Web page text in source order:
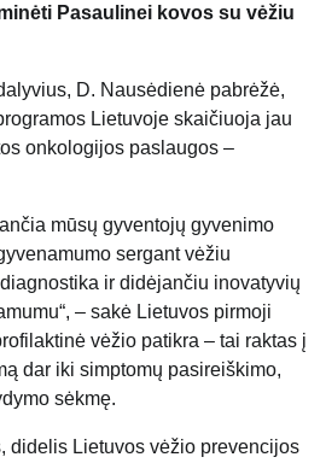
Pasaulinei kovos su vėžiu
D. Nausėdienė pabrėžė,
Lietuvoje skaičiuoja jau
onkologijos paslaugos –
mūsų gyventojų gyvenimo
sergant vėžiu
ir didėjančiu inovatyvių
– sakė Lietuvos pirmoji
vėžio patikra – tai raktas į
dar iki simptomų pasireiškimo,
sėkmę.
didelis Lietuvos vėžio prevencijos